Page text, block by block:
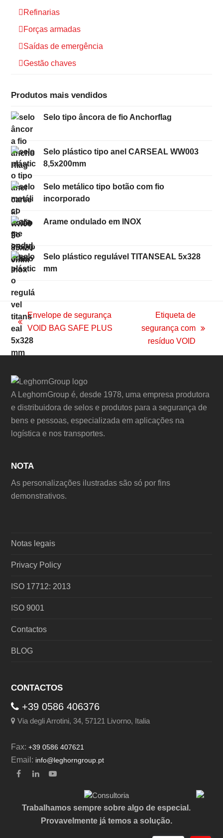
Refinarias
Forças armadas
Saídas de emergência
Gestão chaves
Produtos mais vendidos
Selo tipo âncora de fio Anchorflag
Selo plástico tipo anel CARSEAL WW003
8,5x200mm
Selo metálico tipo botão com fio
incorporado
Arame ondulado em INOX
Selo plástico regulável TITANSEAL 5x328
mm
previous
post:
Envelope de segurança
VOID BAG SAFE PLUS
Etiqueta de
segurança com
resíduo VOID
A LeghornGroup é, desde 1978, uma empresa produtora
e distribuidora de selos e produtos para a segurança de
bens e pessoas, especializada em aplicações na
logística e nos transportes.
NOTA
As personalizações ilustradas são só por fins
demonstrativos.
Notas legais
Privacy Policy
ISO 17712: 2013
ISO 9001
Contactos
BLOG
CONTACTOS
+39 0586 406376
Via degli Arrotini, 34, 57121 Livorno, Italia
Fax:+39 0586 407621
Email: info@leghorngroup.pt
Facebook
LinkedInYouTube
Trabalhamos sempre sobre algo de especial.
Provavelmente já temos a solução.